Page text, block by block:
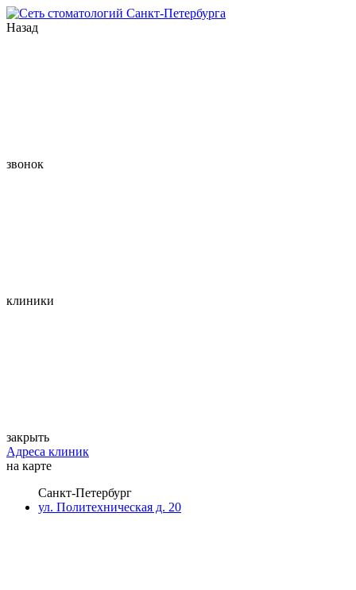
Назад
звонок
клиники
закрыть
Адреса клиник
на карте
Санкт-Петербург
ул. Политехническая д. 20